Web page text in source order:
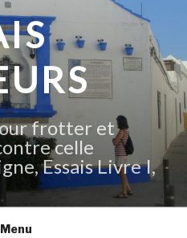
frotter et
celle
Essais Livre I,
Menu